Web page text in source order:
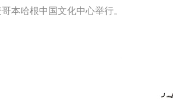
本哈根中国文化中心举行。